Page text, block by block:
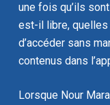
une fois qu’ils
est-il libre,
d’accéder sans
contenus dans
Lorsque Nour